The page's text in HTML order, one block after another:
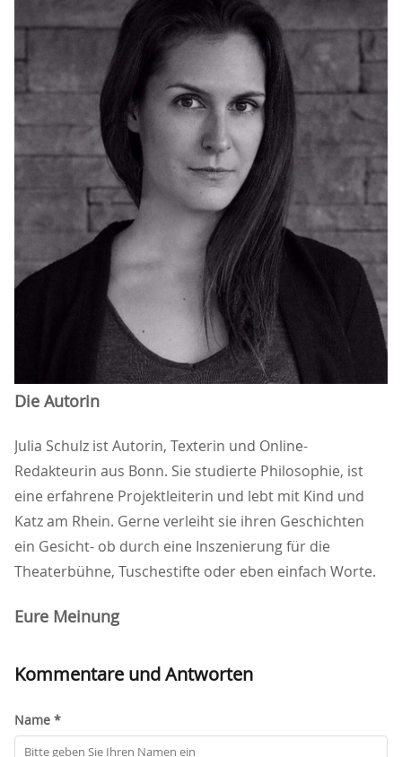
Die Autorin
Julia Schulz ist Autorin, Texterin und Online-
Redakteurin aus Bonn. Sie studierte Philosophie, ist
eine erfahrene Projektleiterin und lebt mit Kind und
Katz am Rhein. Gerne verleiht sie ihren Geschichten
ein Gesicht- ob durch eine Inszenierung für die
Theaterbühne, Tuschestifte oder eben einfach Worte.
Eure Meinung
Kommentare und Antworten
Name *